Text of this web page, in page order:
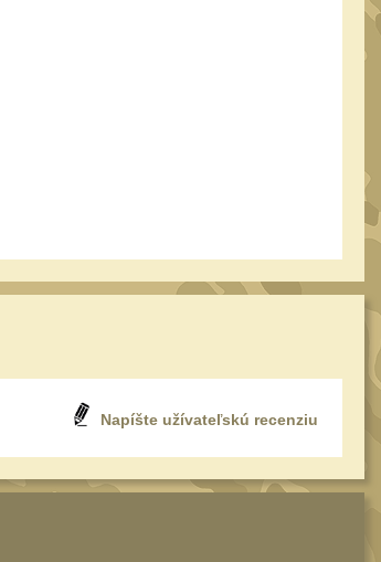
Napíšte užívateľskú recenziu